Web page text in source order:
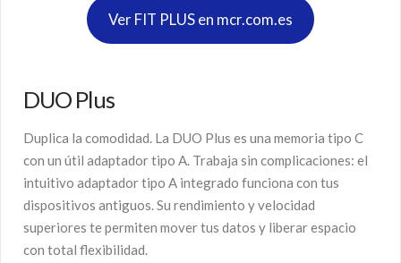
Ver FIT PLUS en mcr.com.es
DUO Plus
Duplica la comodidad. La DUO Plus es una memoria tipo C
con un útil adaptador tipo A. Trabaja sin complicaciones: el
intuitivo adaptador tipo A integrado funciona con tus
dispositivos antiguos. Su rendimiento y velocidad
superiores te permiten mover tus datos y liberar espacio
con total flexibilidad.